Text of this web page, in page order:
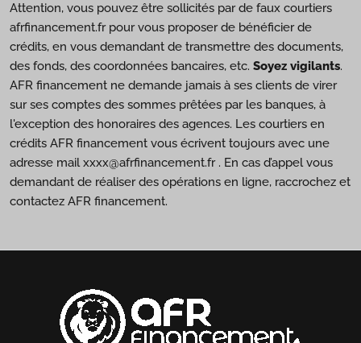
Attention, vous pouvez être sollicités par de faux courtiers
afrfinancement.fr pour vous proposer de bénéficier de
crédits, en vous demandant de transmettre des documents,
des fonds, des coordonnées bancaires, etc. Soyez vigilants.
AFR financement ne demande jamais à ses clients de virer
sur ses comptes des sommes prêtées par les banques, à
l'exception des honoraires des agences. Les courtiers en
crédits AFR financement vous écrivent toujours avec une
adresse mail xxxx@afrfinancement.fr . En cas d’appel vous
demandant de réaliser des opérations en ligne, raccrochez et
contactez AFR financement.